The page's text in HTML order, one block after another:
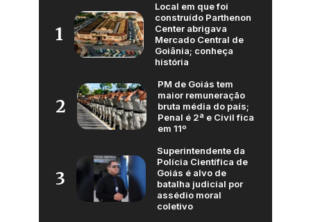
1
Local em que foi
construído Parthenon
Center abrigava
Mercado Central de
Goiânia; conheça
história
2
PM de Goiás tem
maior remuneração
bruta média do país;
Penal é 2ª e Civil fica
em 11º
3
Superintendente da
Polícia Científica de
Goiás é alvo de
batalha judicial por
assédio moral
coletivo